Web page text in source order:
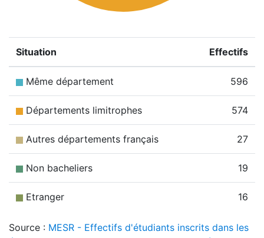
Situation Effectifs
Même département 596
Départements limitrophes 574
Autres départements français 27
Non bacheliers 19
Etranger 16
Source : MESR - Effectifs d'étudiants inscrits dans les